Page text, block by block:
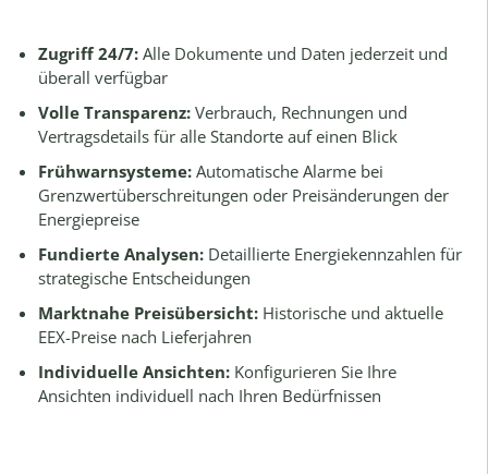
Zugriff 24/7: Alle Dokumente und Daten jederzeit und
überall verfügbar
Volle Transparenz: Verbrauch, Rechnungen und
Vertragsdetails für alle Standorte auf einen Blick
Frühwarnsysteme: Automatische Alarme bei
Grenzwertüberschreitungen oder Preisänderungen der
Energiepreise
Fundierte Analysen: Detaillierte Energiekennzahlen für
strategische Entscheidungen
Marktnahe Preisübersicht: Historische und aktuelle
EEX-Preise nach Lieferjahren
Individuelle Ansichten: Konfigurieren Sie Ihre
Ansichten individuell nach Ihren Bedürfnissen